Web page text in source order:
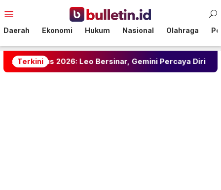
ke
Mobile
Daerah Ekonomi Hukum Nasional Olahraga
Terkini
2026: Leo Bersinar, Gemini Percaya Diri